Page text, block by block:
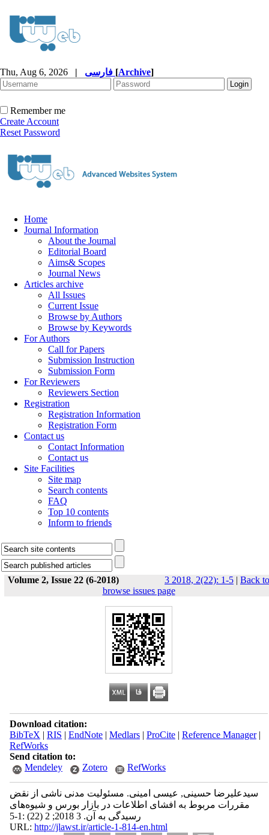
Thu, Aug 6, 2026 | [Archive]
Remember me
Create Account
Reset Password
Home
Journal Information
About the Journal
Editorial Board
Aims& Scopes
Journal News
Articles archive
All Issues
Current Issue
Browse by Authors
Browse by Keywords
For Authors
Call for Papers
Submission Instruction
Submission Form
For Reviewers
Reviewers Section
Registration
Registration Information
Registration Form
Contact us
Contact Information
Contact us
Site Facilities
Site map
Search contents
FAQ
Top 10 contents
Inform to friends
Volume 2, Issue 22 (6-2018) 3 2018, 2(22): 1-5 | Back to
browse issues page
Download citation:
BibTeX | RIS | EndNote| Medlars| ProCite| Reference Manager|
RefWorks
Send citation to:
Mendeley
Zotero RefWorks
سیدعلیرضا حسینی, عیسی امینی. مسئولیت مدنی ناشی از نقض
مقررات مربوط به افشای اطلاعات در بازار بورس و شیوه‌های
رسیدگی به آن. 3 2018; 2 (22) :1-5
URL: http://jlawst.ir/article-1-814-en.html